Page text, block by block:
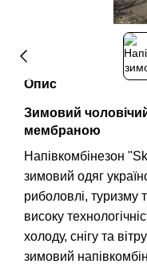
Опис
Зимовий
мембраною
Напівкомбінезон
зимовий одяг
риболовлі, туризму
високу
холоду, снігу та
зимовий